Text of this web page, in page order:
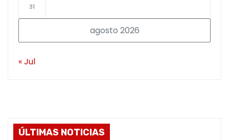
agosto 2026
31
« Jul
ÚLTIMAS NOTICIAS